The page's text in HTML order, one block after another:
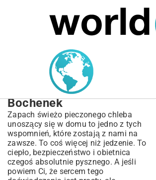
MARIUSZ ŁAMAGA 05.10.2025
Domowy Chleb na
Maślance Przepis –
Prosty i Pachnący
Bochenek
Zapach świeżo pieczonego chleba
unoszący się w domu to jedno z tych
wspomnień, które zostają z nami na
zawsze. To coś więcej niż jedzenie. To
ciepło, bezpieczeństwo i obietnica
czegoś absolutnie pysznego. A jeśli
powiem Ci, że sercem tego